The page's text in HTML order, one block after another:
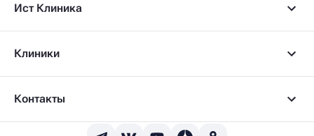
Ист Клиника
Клиники
Контакты